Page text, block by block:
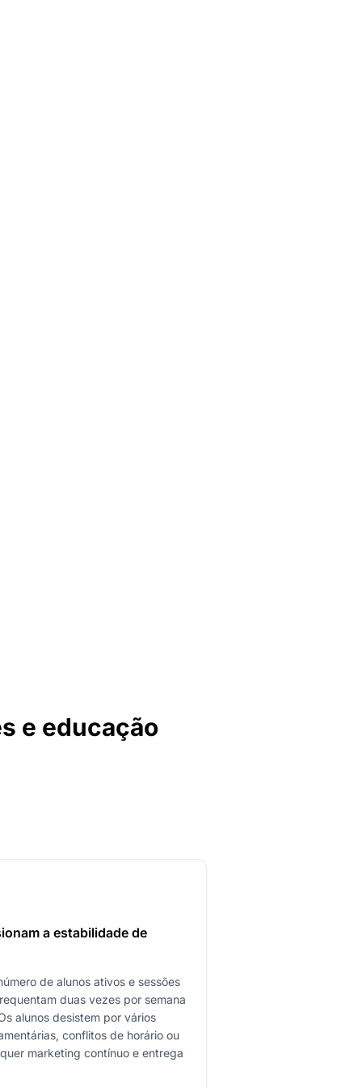
e educação
a estabilidade de
de alunos ativos e sessões
duas vezes por semana
alunos desistem por vários
conflitos de horário ou
marketing contínuo e entrega